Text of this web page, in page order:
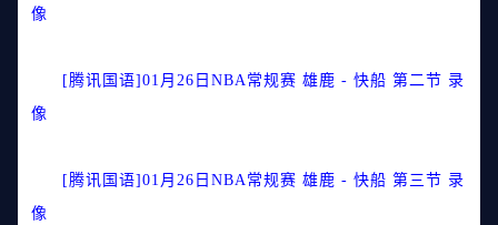
像
[腾讯国语]01月26日NBA常规赛 雄鹿 - 快船 第二节 录
像
[腾讯国语]01月26日NBA常规赛 雄鹿 - 快船 第三节 录
像